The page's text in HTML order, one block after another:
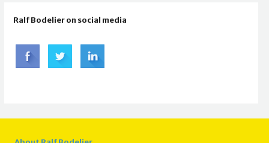
Ralf Bodelier on social media